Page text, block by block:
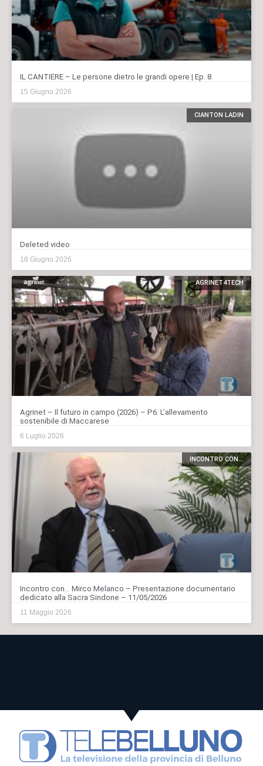
IL CANTIERE – Le persone dietro le grandi opere | Ep. 8
15 Giugno 2026
CIANTON LADIN
Deleted video
18 Giugno 2026
AGRINET4TECH
Agrinet – Il futuro in campo (2026) – P6: L’allevamento
sostenibile di Maccarese
6 Luglio 2026
INCONTRO CON...
Incontro con… Mirco Melanco – Presentazione documentario
dedicato alla Sacra Sindone – 11/05/2026
11 Maggio 2026